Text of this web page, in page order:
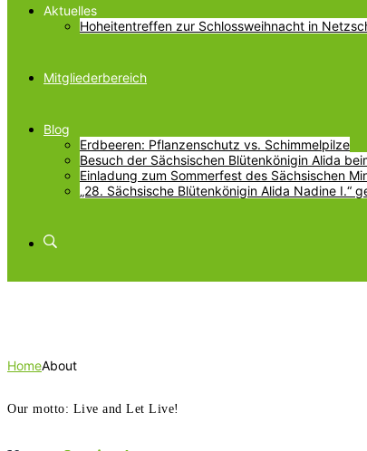
Aktuelles
Hoheitentreffen zur Schlossweihnacht in
Mitgliederbereich
Blog
Erdbeeren: Pflanzenschutz vs. Schimmelpilze
Besuch der Sächsischen Blütenkönigin Alida
Einladung zum Sommerfest des Sächsischen
„28. Sächsische Blütenkönigin Alida Nadine I.“
HomeAbout
Our motto: Live and Let Live!